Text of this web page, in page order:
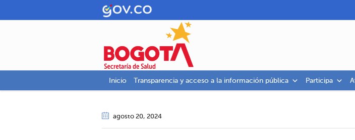
Inicio Transparencia y acceso a la información pública Participa
agosto 20, 2024